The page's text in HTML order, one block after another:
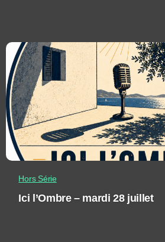
Hors Série
Ici l’Ombre – mardi 28 juillet